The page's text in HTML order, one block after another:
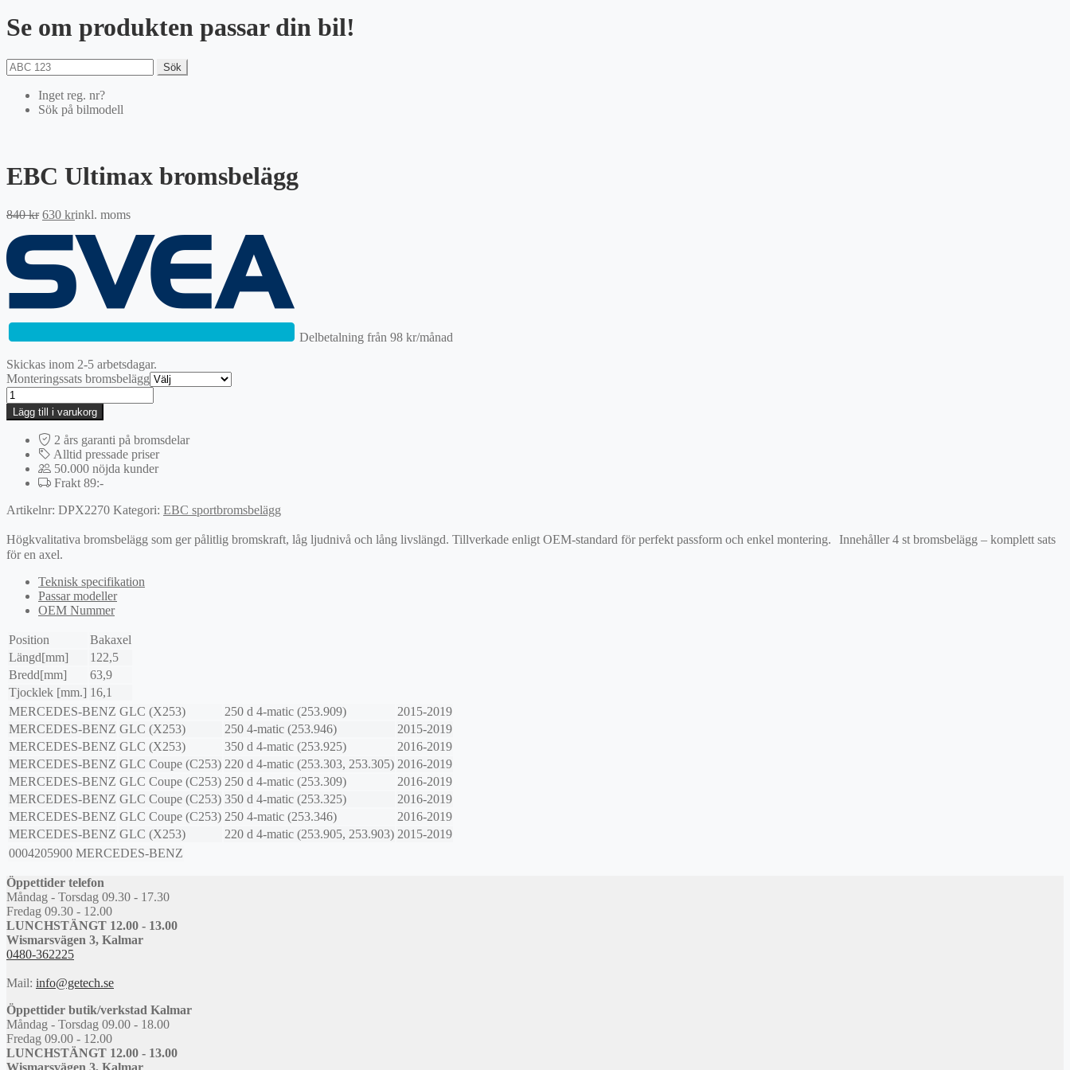
Se om produkten passar din bil!
Sök
Inget reg. nr?
Sök på bilmodell
EBC Ultimax bromsbelägg
840kr Det
840 kr.
630 krDet
priset
är:
630 kr.
inkl. moms
Delbetalning från 98 kr/månad
Skickas inom 2-5 arbetsdagar.
Monteringssats bromsbelägg
EBC
Ultimax
bromsbelägg
mängd
Lägg till i varukorg
2 års garanti på bromsdelar
Alltid pressade priser
50.000 nöjda kunder
Frakt 89:-
Artikelnr: DPX2270 Kategori: EBC sportbromsbelägg
Högkvalitativa bromsbelägg som ger pålitlig bromskraft, låg ljudnivå och lång livslängd. Tillverkade enligt OEM-standard för perfekt passform och enkel montering. Innehåller 4 st bromsbelägg – komplett sats
för en axel.
Teknisk specifikation
Passar modeller
OEM Nummer
Position
Bakaxel
Längd[mm]
122,5
Bredd[mm]
63,9
Tjocklek [mm.] 16,1
MERCEDES-BENZ GLC (X253) 250 d 4-matic (253.909)
2015-2019
MERCEDES-BENZ GLC (X253) 250 4-matic (253.946)
2015-2019
MERCEDES-BENZ GLC (X253) 350 d 4-matic (253.925)
2016-2019
MERCEDES-BENZ GLC Coupe (C253) 220 d 4-matic (253.303, 253.305) 2016-2019
MERCEDES-BENZ GLC Coupe (C253) 250 d 4-matic (253.309)
2016-2019
MERCEDES-BENZ GLC Coupe (C253) 350 d 4-matic (253.325)
2016-2019
MERCEDES-BENZ GLC Coupe (C253) 250 4-matic (253.346)
2016-2019
MERCEDES-BENZ GLC (X253) 220 d 4-matic (253.905, 253.903) 2015-2019
0004205900 MERCEDES-BENZ
Öppettider telefon
Måndag - Torsdag 09.30 - 17.30
Fredag 09.30 - 12.00
LUNCHSTÄNGT 12.00 - 13.00
Wismarsvägen 3, Kalmar
0480-362225
Mail: info@getech.se
Öppettider butik/verkstad Kalmar
Måndag - Torsdag 09.00 - 18.00
Fredag 09.00 - 12.00
LUNCHSTÄNGT 12.00 - 13.00